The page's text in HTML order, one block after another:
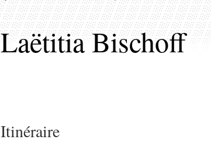
Laëtitia Bischoff
Itinéraire